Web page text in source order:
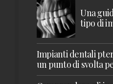
Una
tipo di
Impianti dentali
un punto di svolta
restauro della